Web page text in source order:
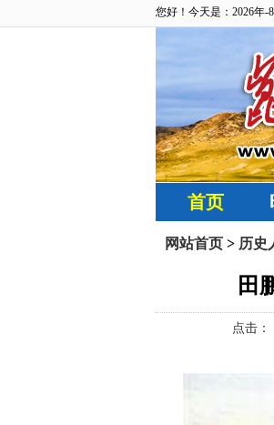
您好！今天是：2026年-
首页
网站首页 > 历史
田
点击：